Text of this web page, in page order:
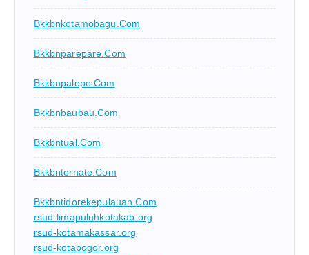
Bkkbnkotamobagu.com
Bkkbnparepare.com
Bkkbnpalopo.com
Bkkbnbaubau.com
Bkkbntual.com
Bkkbnternate.com
Bkkbntidorekepulauan.com
rsud-limapuluhkotakab.org
rsud-kotamakassar.org
rsud-kotabogor.org